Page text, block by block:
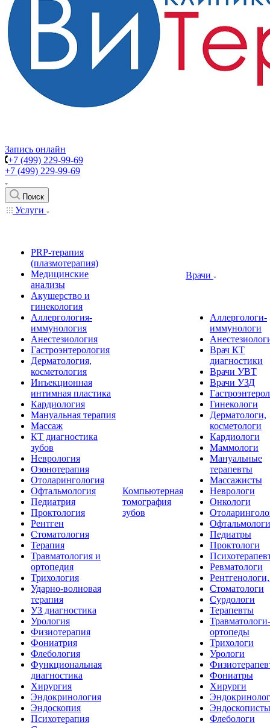
Запись онлайн
+7 (499) 229-99-69
+7 (499) 229-99-69
Поиск
Услуги
PRP-терапия
(плазмотерапия)
Медицинские
анализы
Акушерство и
гинекология
Аллергология-
иммунология
Анестезиология
Гастроэнтерология
Дерматология,
косметология
Инъекционная
интимная пластика
Кардиология
Мануальная терапия
Массаж
КТ диагностика
зубов
Неврология
Озонотерапия
Отоларингология
Офтальмология
Педиатрия
Проктология
Рентген
Стоматология
Терапия
Травматология и
ортопедия
Трихология
Ударно-волновая
терапия
УЗ диагностика
Урология
Физиотерапия
Фониатрия
Флебология
Функциональная
диагностика
Хирургия
Эндокринология
Эндоскопия
Психотерапия
Компьютерная
томография
зубов
Врачи
Аллергологи-
иммунологи
Врач КТ
диагностики
Врачи УВТ
Врачи УЗД
Гинекологи
Дерматологи,
косметологи
Кардиологи
Маммологи
Мануальные
терапевты
Массажисты
Неврологи
Онкологи
Офтальмологи
Педиатры
Проктологи
Ревматологи
Стоматологи
Сурдологи
Терапевты
Травматологи-
ортопеды
Трихологи
Урологи
Фониатры
Хирурги
Эндоскописты
Флебологи